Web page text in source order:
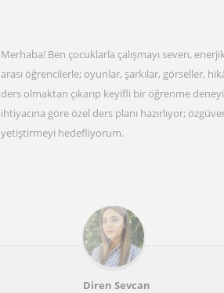
Merhaba! Ben çocuklarla çalışmayı seven,
arası öğrencilerle; oyunlar, şarkılar, görseller,
ders olmaktan çıkarıp keyifli bir öğrenme
ihtiyacına göre özel ders planı hazırlıyor;
yetiştirmeyi hedefliyorum.
Diren Sevcan